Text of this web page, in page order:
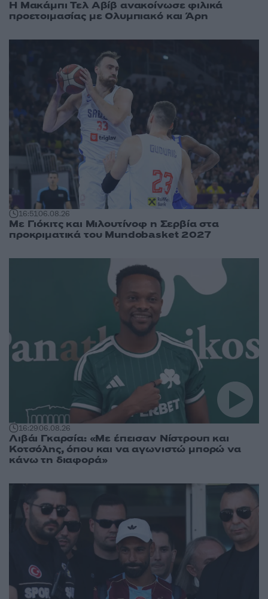
Η Μακάμπι Τελ Αβίβ ανακοίνωσε φιλικά
προετοιμασίας με Ολυμπιακό και Άρη
16:5106.08.26
Με Γιόκιτς και Μιλουτίνοφ η Σερβία στα
προκριματικά του Mundobasket 2027
16:2906.08.26
Λιβάι Γκαρσία: «Με έπεισαν Νίστρουπ και
Κοτσόλης, όπου και να αγωνιστώ μπορώ να
κάνω τη διαφορά»